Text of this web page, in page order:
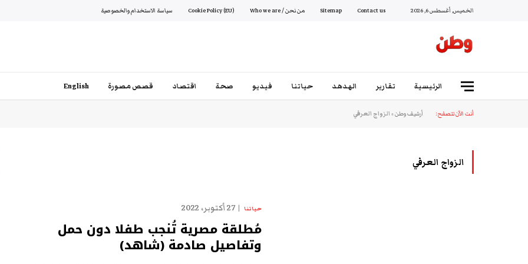
الخميس, أغسطس 6, 2026 Contact us
Sitemap من نحن / Who we are Cookie Policy (EU) سياسة الاستخدام والخصوصية
الرئيسية تقارير الهدهد حياتنا فيديو صحة اقتصاد قصص مصورة English
أنت الآن تتصفح: أرشيف وطن»الزواج العرفي
الزواج العرفي
حياتنا 27 أكتوبر، 2022
مُطلقة مصرية تُنجب طفلا دون حمل
وتفاصيل صادمة (شاهد)